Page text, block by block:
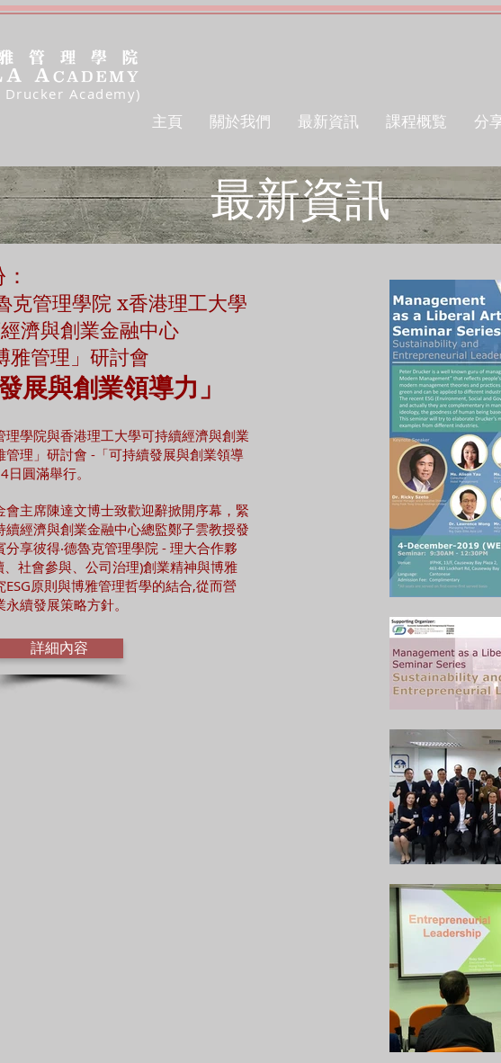
Academy)
主頁 關於我們 最新資訊 課程概覧 分
最新資訊
克管理學院 x香港理工大學
濟與創業金融中心
雅管理」研討會
展與創業領導力」
理學院與香港理工大學可持續經濟與創業
管理」研討會 -「可持續發展與創業領導
圓滿舉行。
主席陳達文博士致歡迎辭掀開序幕，緊
經濟與創業金融中心總監鄭子雲教授發
享彼得‧德魯克管理學院 - 理大合作夥
、社會參與、公司治理)創業精神與博雅
原則與博雅管理哲學的結合,從而營
續發展策略方針。
詳細內容